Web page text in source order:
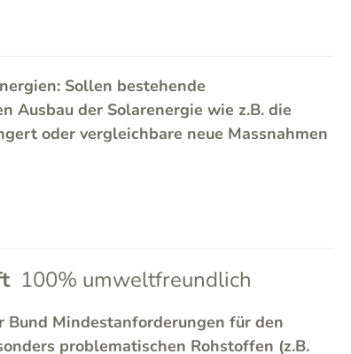
Sollen bestehende
Ausbau der Solarenergie wie z.B. die
oder vergleichbare neue Massnahmen
100% umweltfreundlich
Mindestanforderungen für den
problematischen Rohstoffen (z.B.